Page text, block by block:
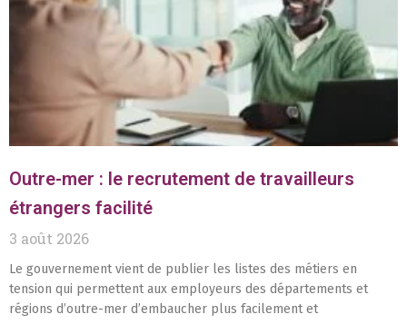
Outre-mer : le recrutement de travailleurs
étrangers facilité
3 août 2026
Le gouvernement vient de publier les listes des métiers en
tension qui permettent aux employeurs des départements et
régions d’outre-mer d’embaucher plus facilement et